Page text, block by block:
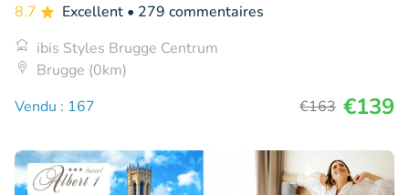
8.7 Excellent • 279 commentaires
ibis Styles Brugge Centrum
Brugge (0km)
Vendu : 167
€163 €139